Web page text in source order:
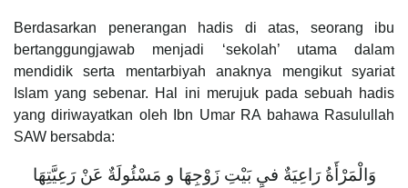
Berdasarkan penerangan hadis di atas, seorang ibu
bertanggungjawab menjadi ‘sekolah’ utama dalam
mendidik serta mentarbiyah anaknya mengikut syariat
Islam yang sebenar. Hal ini merujuk pada sebuah hadis
yang diriwayatkan oleh Ibn Umar RA bahawa Rasulullah
SAW bersabda:
وَالْمَرْأَةُ رَاعِيَةٌ فيِ بَيْتِ زَوْجِهَا و مَسْئُولَةٌ عَنْ رَعِيَّتِهَا